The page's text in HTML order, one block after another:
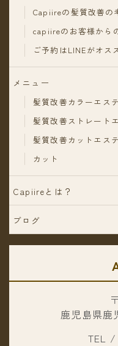
Capiireの髪質改善の
capiireのお客様から
ご予約はLINEがオス
メニュー
髪質改善カラーエステ
髪質改善ストレート
髪質改善カットエステ
カット
Capiireとは？
ブログ
鹿児島県鹿
TEL /